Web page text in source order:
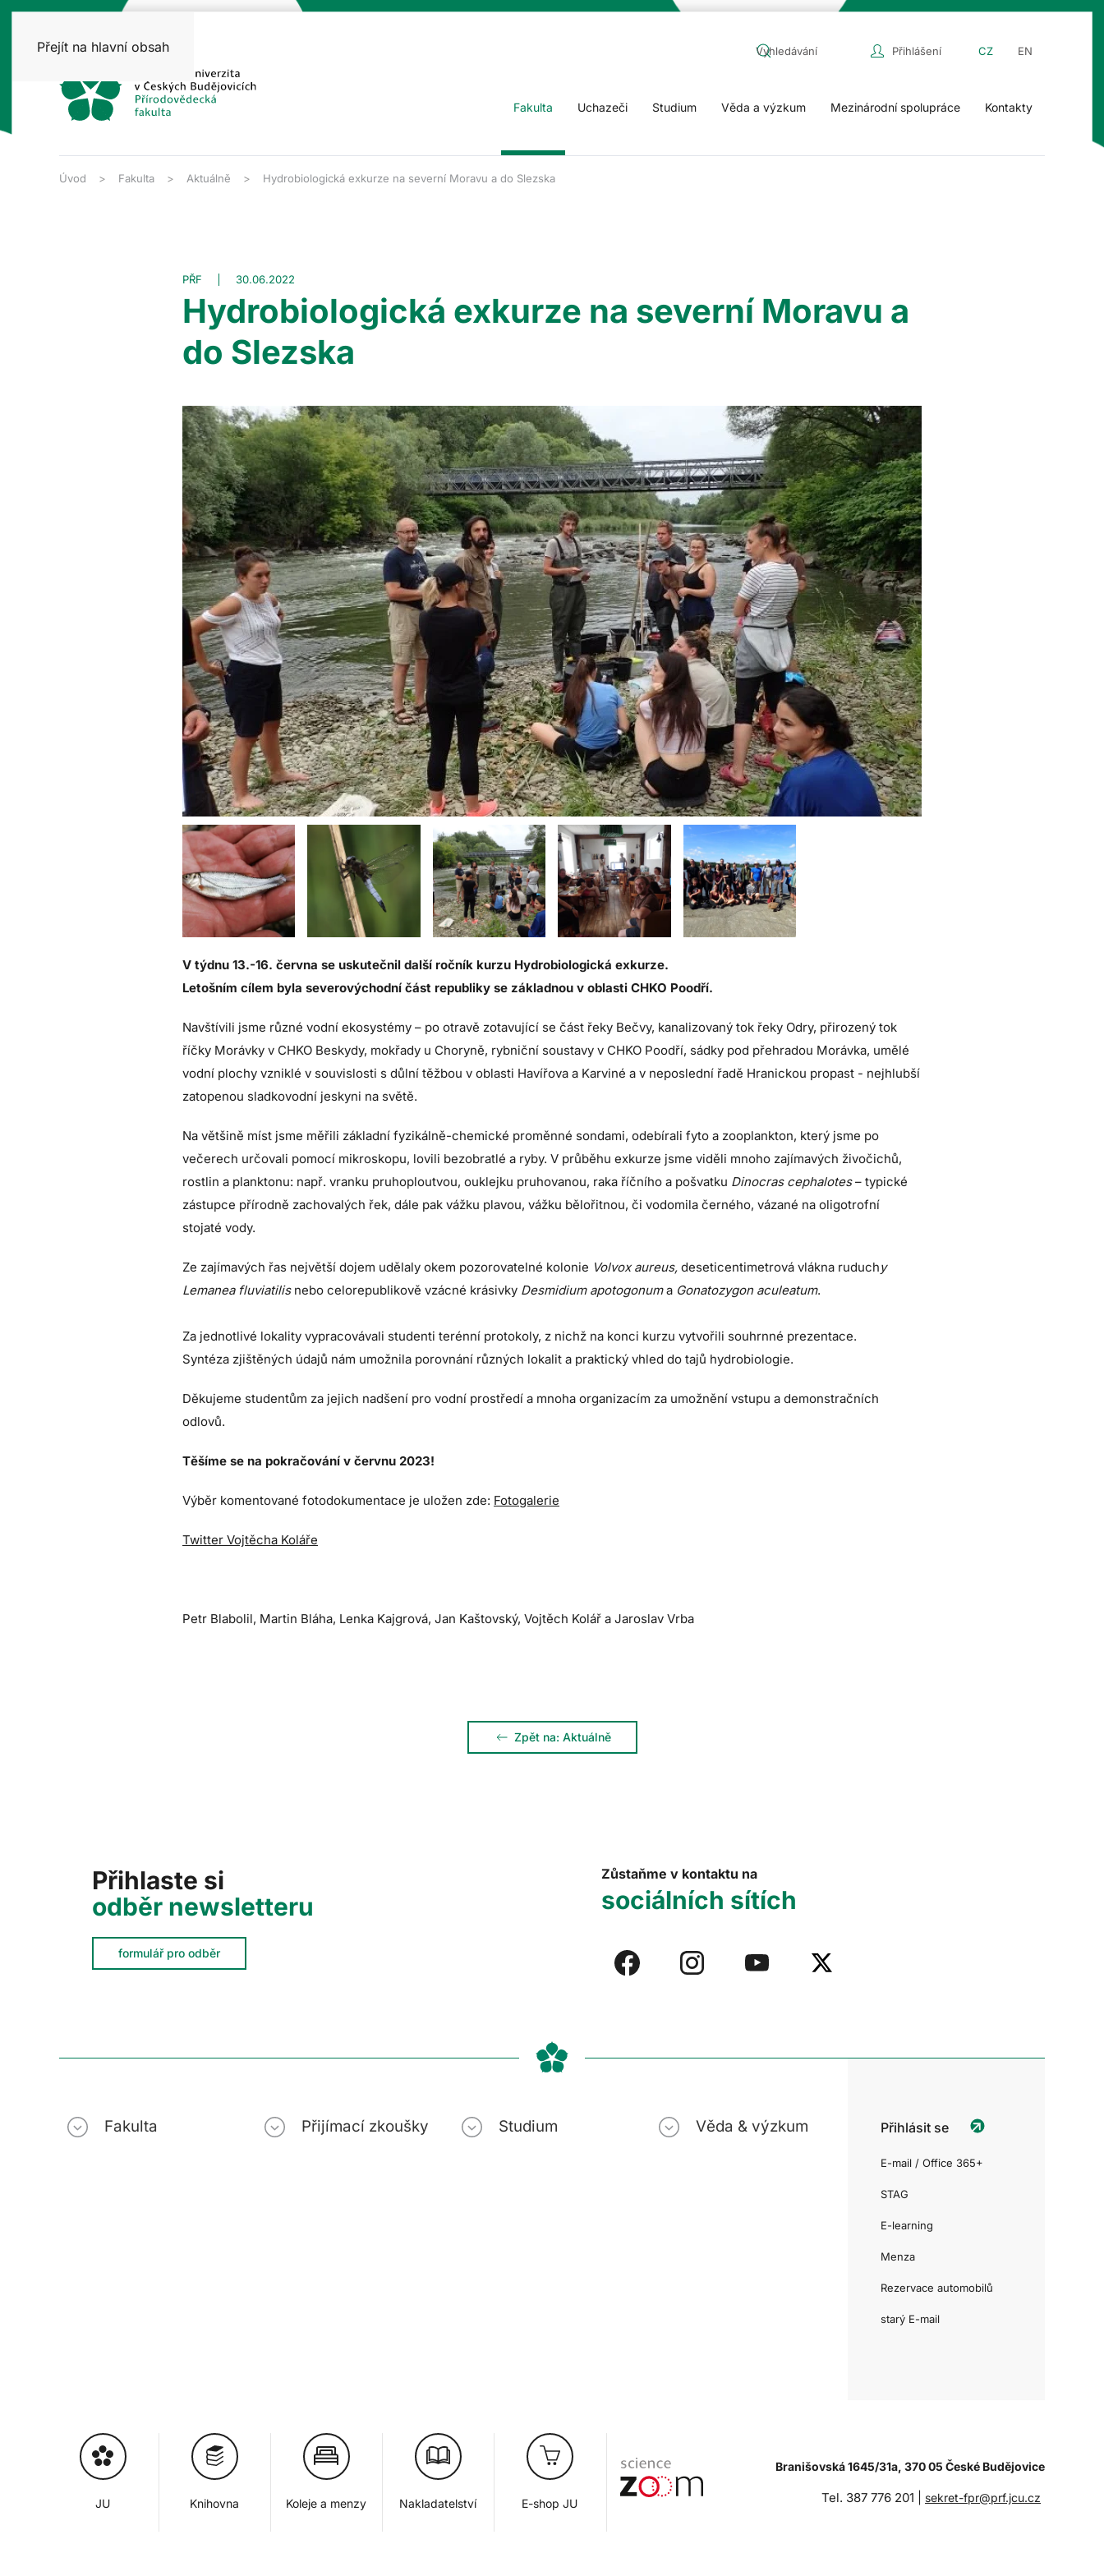
Přejít na hlavní obsah Přihlášení CZ EN
Fakulta Uchazeči Studium Věda a výzkum Mezinárodní spolupráce Kontakty
Úvod Fakulta Aktuálně Hydrobiologická exkurze na severní Moravu a do Slezska
PŘF 30.06.2022
Hydrobiologická exkurze na severní Moravu a
do Slezska
V týdnu 13.-16. června se uskutečnil další ročník kurzu Hydrobiologická exkurze.
Letošním cílem byla severovýchodní část republiky se základnou v oblasti CHKO Poodří.
Navštívili jsme různé vodní ekosystémy – po otravě zotavující se část řeky Bečvy, kanalizovaný tok řeky Odry, přirozený tok
říčky Morávky v CHKO Beskydy, mokřady u Choryně, rybniční soustavy v CHKO Poodří, sádky pod přehradou Morávka, umělé
vodní plochy vzniklé v souvislosti s důlní těžbou v oblasti Havířova a Karviné a v neposlední řadě Hranickou propast - nejhlubší
zatopenou sladkovodní jeskyni na světě.
Na většině míst jsme měřili základní fyzikálně-chemické proměnné sondami, odebírali fyto a zooplankton, který jsme po
večerech určovali pomocí mikroskopu, lovili bezobratlé a ryby. V průběhu exkurze jsme viděli mnoho zajímavých živočichů,
rostlin a planktonu: např. vranku pruhoploutvou, ouklejku pruhovanou, raka říčního a pošvatku Dinocras cephalotes– typické
zástupce přírodně zachovalých řek, dále pak vážku plavou, vážku bělořitnou, či vodomila černého, vázané na oligotrofní
stojaté vody.
Ze zajímavých řas největší dojem udělaly okem pozorovatelné kolonie Volvox aureus, deseticentimetrová vlákna ruduchy
Lemanea fluviatilis nebo celorepublikově vzácné krásivky Desmidium apotogonuma Gonatozygon aculeatum.
Za jednotlivé lokality vypracovávali studenti terénní protokoly, z nichž na konci kurzu vytvořili souhrnné prezentace.
Syntéza zjištěných údajů nám umožnila porovnání různých lokalit a praktický vhled do tajů hydrobiologie.
Děkujeme studentům za jejich nadšení pro vodní prostředí a mnoha organizacím za umožnění vstupu a demonstračních
odlovů.
Těšíme se na pokračování v červnu 2023!
Výběr komentované fotodokumentace je uložen zde: Fotogalerie
Twitter Vojtěcha Koláře
Petr Blabolil, Martin Bláha, Lenka Kajgrová, Jan Kaštovský, Vojtěch Kolář a Jaroslav Vrba
Zpět na: Aktuálně
Přihlaste si
odběr newsletteru
formulář pro odběr
Zůstaňme v kontaktu na
sociálních sítích
Fakulta Přijímací zkoušky Studium Věda & výzkum Přihlásit se
E-mail / Office 365+
STAG
E-learning
Menza
Rezervace automobilů
starý E-mail
JU Knihovna Koleje a menzy Nakladatelství E-shop JU
Branišovská 1645/31a, 370 05 České Budějovice
Tel. 387 776 201 | sekret-fpr@prf.jcu.cz